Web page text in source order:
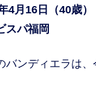
4月16日（40歳）
スパ福岡
ンディエラは、